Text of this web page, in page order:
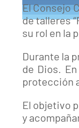
El Consejo
de talleres
su rol en la
Durante la
de Dios.
protección
El objetivo
y